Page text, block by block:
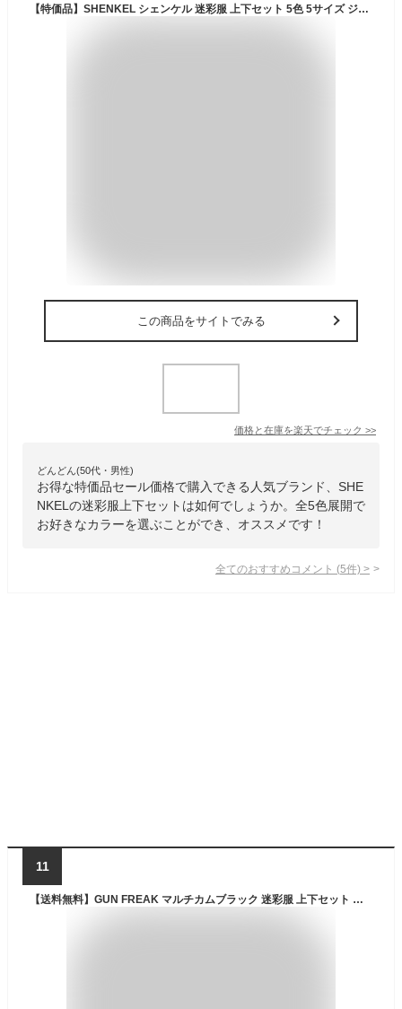
【特価品】SHENKEL シェンケル 迷彩服 上下セット 5色 5サイズ ジャケット パンツ サバゲー サバイバルゲーム 装備 BDU 服 服装
この商品をサイトでみる
価格と在庫を楽天でチェック >>
どんどん(50代・男性)
お得な特価品セール価格で購入できる人気ブランド、SHE
NKELの迷彩服上下セットは如何でしょうか。全5色展開で
お好きなカラーを選ぶことができ、オススメです！
全てのおすすめコメント (5件) >
11
【送料無料】GUN FREAK マルチカムブラック 迷彩服 上下セット 日本人サイズ サバゲー BDU 戦闘服 ジャケット パンツ ミリタリー カモフラ サバゲ用 服 服装 装備 コスプレ 黒 ブラック